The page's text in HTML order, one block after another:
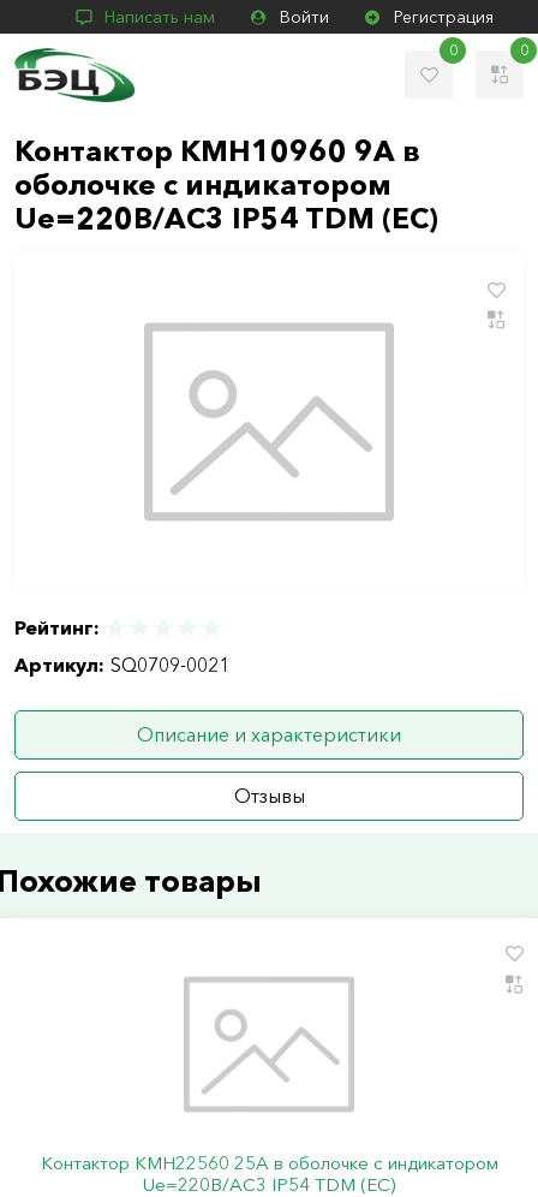
Написать нам Войти Регистрация
0 0
Контактор КМН10960 9А в
оболочке с индикатором
Ue=220В/АС3 IP54 TDM (ЕС)
Рейтинг:
Артикул: SQ0709-0021
Описание и характеристики
Отзывы
товары
Контактор КМН22560 25А в оболочке с индикатором
Ue=220В/АС3 IP54 TDM (ЕС)